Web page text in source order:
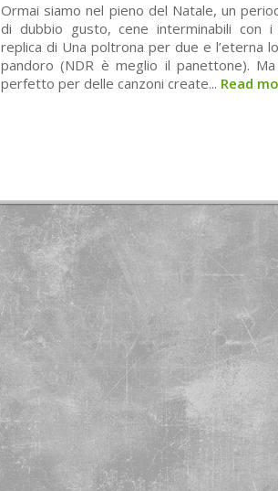
Ormai siamo nel pieno del Natale, un
di dubbio gusto, cene interminabili con i
replica di Una poltrona per due e l’eterna
pandoro (NDR è meglio il panettone).
perfetto per delle canzoni create... Read